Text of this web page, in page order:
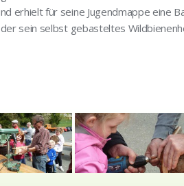
erhielt für seine Jugendmappe eine
sein selbst gebasteltes